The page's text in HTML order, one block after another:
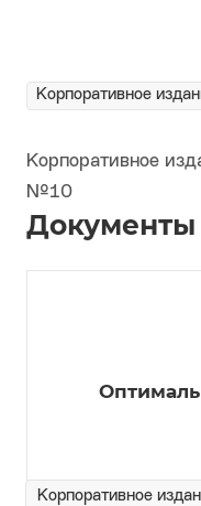
Корпоративное
Корпоративное
№10
Документы
Корпоративное